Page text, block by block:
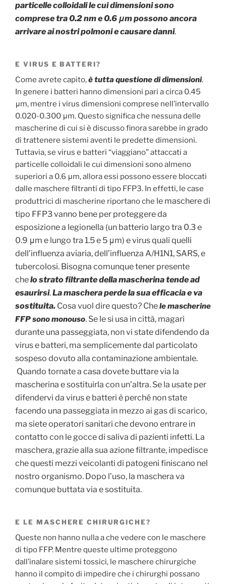
particelle colloidali le cui dimensioni sono
comprese tra 0.2 nm e 0.6 μm possono ancora
arrivare ai nostri polmoni e causare danni.
E VIRUS E BATTERI?
Come avrete capito,è tutta questione di dimensioni.
In genere i batteri hanno dimensioni pari a circa 0.45
μm, mentre i virus dimensioni comprese nell’intervallo
0.020-0.300 μm. Questo significa che nessuna delle
mascherine di cui si è discusso finora sarebbe in grado
di trattenere sistemi aventi le predette dimensioni.
Tuttavia, se virus e batteri “viaggiano” attaccati a
particelle colloidali le cui dimensioni sono almeno
superiori a 0.6 μm, allora essi possono essere bloccati
dalle maschere filtranti di tipo FFP3. In effetti, le case
produttrici di mascherine riportano che le maschere di
tipo FFP3 vanno bene per proteggere da
esposizione a legionella (un batterio largo tra 0.3 e
0.9 μm e lungo tra 1.5 e 5 μm) e virus quali quelli
dell’influenza aviaria, dell’influenza A/H1N1, SARS, e
tubercolosi. Bisogna comunque tener presente
chelo strato filtrante della mascherina tende ad
esaurirsi.La maschera perde la sua efficacia e va
sostituita. Cosa vuol dire questo? Chele mascherine
FFP sono monouso. Se le si usa in città, magari
durante una passeggiata, non vi state difendendo da
virus e batteri, ma semplicemente dal particolato
sospeso dovuto alla contaminazione ambientale.
Quando tornate a casa dovete buttare via la
mascherina e sostituirla con un’altra. Se la usate per
difendervi da virus e batteri è perché non state
facendo una passeggiata in mezzo ai gas di scarico,
ma siete operatori sanitari che devono entrare in
contatto con le gocce di saliva di pazienti infetti. La
maschera, grazie alla sua azione filtrante, impedisce
che questi mezzi veicolanti di patogeni finiscano nel
nostro organismo. Dopo l’uso, la maschera va
comunque buttata via e sostituita.
E LE MASCHERE CHIRURGICHE?
Queste non hanno nulla a che vedere con le maschere
di tipo FFP. Mentre queste ultime proteggono
dall’inalare sistemi tossici, le maschere chirurgiche
hanno il compito di impedire che i chirurghi possano